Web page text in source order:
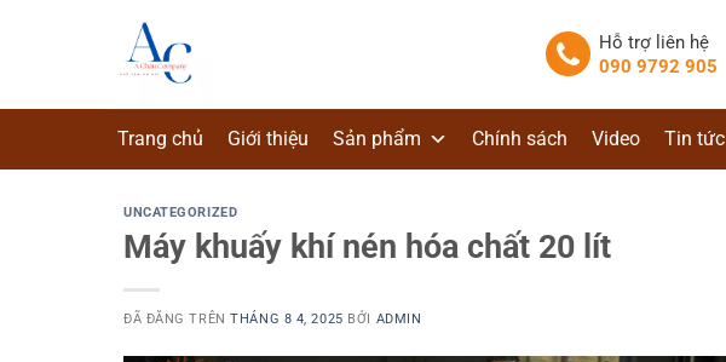
dung
Hỗ trợ liên hệ
090 9792 905
Trang chủ Giới thiệu Sản phẩm Chính sách Video Tin tức
UNCATEGORIZED
Máy khuấy khí nén hóa chất 20 lít
ĐÃ ĐĂNG TRÊNTHÁNG 8 4, 2025 BỞI ADMIN